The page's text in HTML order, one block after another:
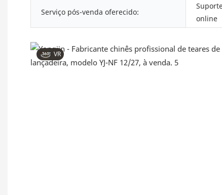
Serviço pós-venda oferecido:
online
VR